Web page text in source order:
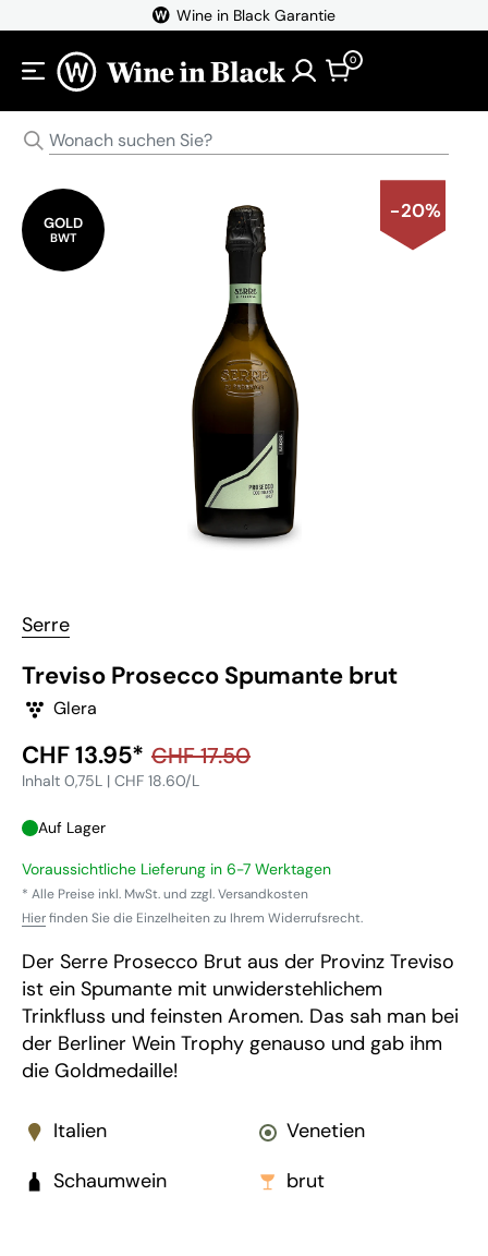
Wine in Black Garantie
0
-20%
GOLD
BWT
Serre
Treviso Prosecco Spumante brut
Italien
Venetien
Schaumwein
brut
Glera
Der Serre Prosecco Brut aus der Provinz Treviso
ist ein Spumante mit unwiderstehlichem
Trinkfluss und feinsten Aromen. Das sah man bei
der Berliner Wein Trophy genauso und gab ihm
die Goldmedaille!
Sonderpreis
CHF 13.95* Normalpreis
CHF 17.50
Inhalt 0,75L | CHF 18.60/L
Auf Lager
Voraussichtliche Lieferung in 6-7 Werktagen
* Alle Preise inkl. MwSt. und zzgl. Versandkosten
Hierfinden Sie die Einzelheiten zu Ihrem Widerrufsrecht.